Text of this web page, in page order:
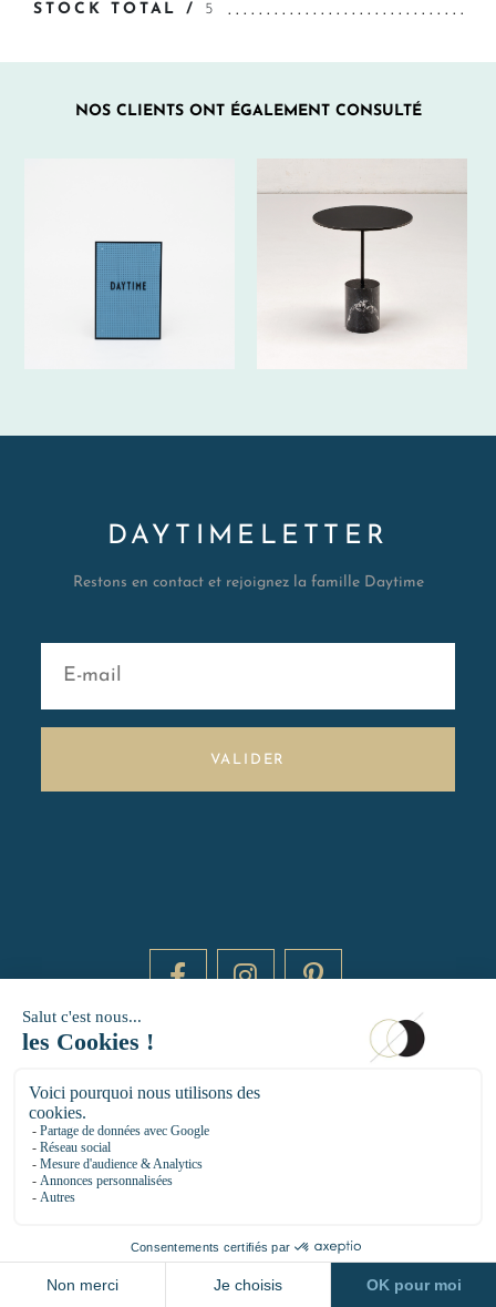
STOCK TOTAL / 5
NOS CLIENTS ONT ÉGALEMENT CONSULTÉ
DAYTIMELETTER
Restons en contact et rejoignez la famille Daytime
VALIDER
14 RUE DE BRETAGNE - 75003 PARIS
01 85 73 56 49